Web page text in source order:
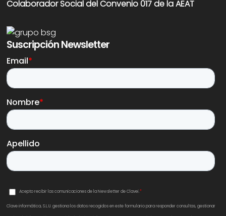
Colaborador Social del Convenio 017 de la AEAT
Suscripción Newsletter